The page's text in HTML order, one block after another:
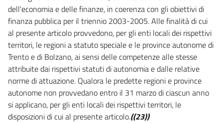
dell'economia e delle finanze, in coerenza con gli obiettivi di
finanza pubblica per il triennio 2003-2005. Alle finalità di cui
al presente articolo provvedono, per gli enti locali dei rispettivi
territori, le regioni a statuto speciale e le province autonome di
Trento e di Bolzano, ai sensi delle competenze alle stesse
attribuite dai rispettivi statuti di autonomia e dalle relative
norme di attuazione. Qualora le predette regioni e province
autonome non provvedano entro il 31 marzo di ciascun anno
si applicano, per gli enti locali dei rispettivi territori, le
disposizioni di cui al presente articolo.((23))